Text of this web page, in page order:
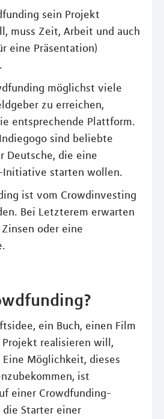
sein Projekt
muss Zeit, Arbeit und auch
eine Präsentation)
möglichst viele
zu erreichen,
entsprechende Plattform.
sind beliebte
Deutsche, die eine
Initiative starten wollen.
ist vom Crowdinvesting
Bei Letzterem erwarten
oder eine
ein Buch, einen Film
Projekt realisieren will,
Möglichkeit, dieses
ist
einer Crowdfunding-
Starter einer